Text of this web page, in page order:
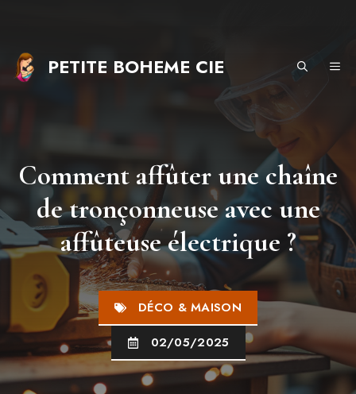
contenu
PETITE BOHEME CIE
Comment affûter une chaîne
de tronçonneuse avec une
affûteuse électrique ?
DÉCO & MAISON
02/05/2025